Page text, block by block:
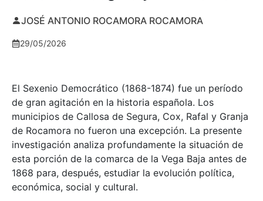
JOSÉ ANTONIO ROCAMORA ROCAMORA
29/05/2026
El Sexenio Democrático (1868-1874) fue un período
de gran agitación en la historia española. Los
municipios de Callosa de Segura, Cox, Rafal y Granja
de Rocamora no fueron una excepción. La presente
investigación analiza profundamente la situación de
esta porción de la comarca de la Vega Baja antes de
1868 para, después, estudiar la evolución política,
económica, social y cultural.